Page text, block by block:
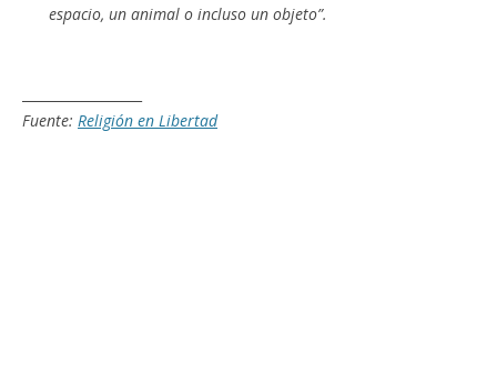
espacio, un animal o incluso un objeto”.
Fuente: Religión en Libertad